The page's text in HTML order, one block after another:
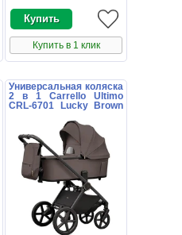
Купить в 1 клик
Универсальная коляска
2 в 1 Carrello Ultimo
CRL-6701 Lucky Brown
дождевиком